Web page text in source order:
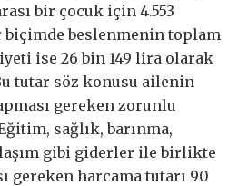
bir çocuk için 4.553
biçimde beslenmenin toplam
ise 26 bin 149 lira olarak
tutar söz konusu ailenin
gereken zorunlu
sağlık, barınma,
gibi giderler ile birlikte
gereken harcama tutarı 90